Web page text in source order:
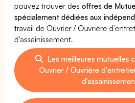
pouvez trouver desoffres de
spécialement dédiées aux
travail de Ouvrier / Ouvrière
d'assainissement.
Les meilleures mutuelles
Ouvrier / Ouvrière